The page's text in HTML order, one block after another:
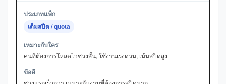
เต็มสปีด / quota
คนที่ต้องการโหลดไวช่วงสั้น, ใช้งานเร่งด่วน, เน้นสปีดสูง